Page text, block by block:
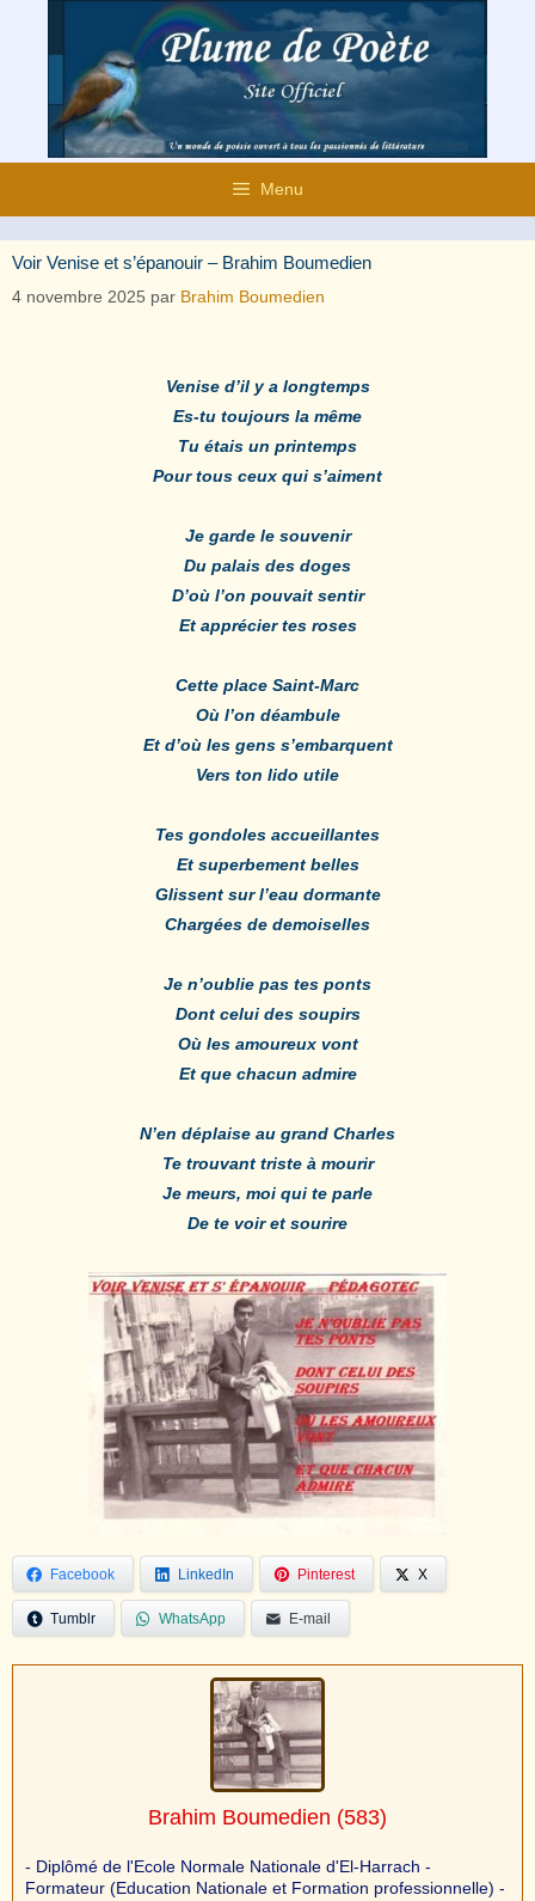
contenu
Menu
Voir Venise et s’épanouir – Brahim Boumedien
4 novembre 2025 par Brahim Boumedien
Venise d’il y a longtemps
Es-tu toujours la même
Tu étais un printemps
Pour tous ceux qui s’aiment
Je garde le souvenir
Du palais des doges
D’où l’on pouvait sentir
Et apprécier tes roses
Cette place Saint-Marc
Où l’on déambule
Et d’où les gens s’embarquent
Vers ton lido utile
Tes gondoles accueillantes
Et superbement belles
Glissent sur l’eau dormante
Chargées de demoiselles
Je n’oublie pas tes ponts
Dont celui des soupirs
Où les amoureux vont
Et que chacun admire
N’en déplaise au grand Charles
Te trouvant triste à mourir
Je meurs, moi qui te parle
De te voir et sourire
Facebook LinkedIn Pinterest X
Tumblr WhatsApp E-mail
Brahim Boumedien (583)
- Diplômé de l'Ecole Normale Nationale d'El-Harrach -
Formateur (Education Nationale et Formation professionnelle) -